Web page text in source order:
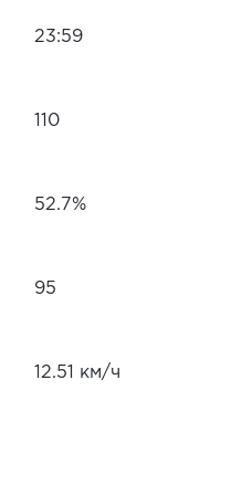
23:59
110
52.7%
95
12.51 км/ч